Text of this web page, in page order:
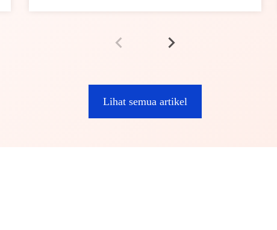
Lihat semua artikel